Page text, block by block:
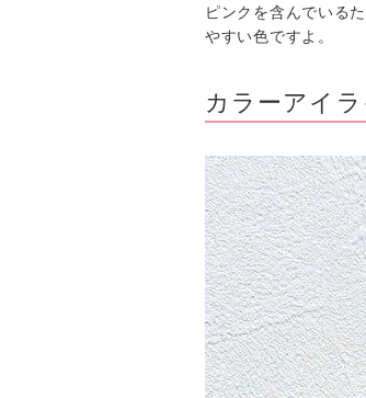
ピンクを含んでいる
やすい色ですよ。
カラーアイ